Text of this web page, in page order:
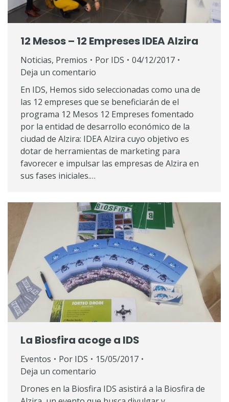
12 Mesos – 12 Empreses IDEA Alzira
Noticias, Premios Por IDS
04/12/2017
Deja un comentario
En IDS, Hemos sido seleccionadas como una de
las 12 empreses que se beneficiarán de el
programa 12 Mesos 12 Empreses fomentado
por la entidad de desarrollo económico de la
ciudad de Alzira: IDEA Alzira cuyo objetivo es
dotar de herramientas de marketing para
favorecer e impulsar las empresas de Alzira en
sus fases iniciales.…
La Biosfira acoge a IDS
Eventos Por IDS
15/05/2017
Deja un comentario
Drones en la Biosfira IDS asistirá a la Biosfira de